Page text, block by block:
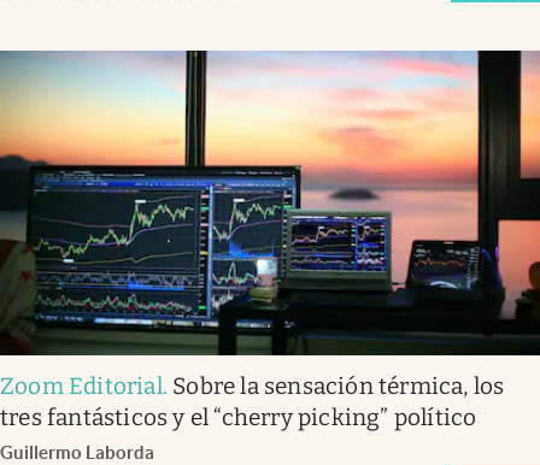
Zoom Editorial. Sobre la sensación térmica, los
tres fantásticos y el “cherry picking” político
Guillermo Laborda